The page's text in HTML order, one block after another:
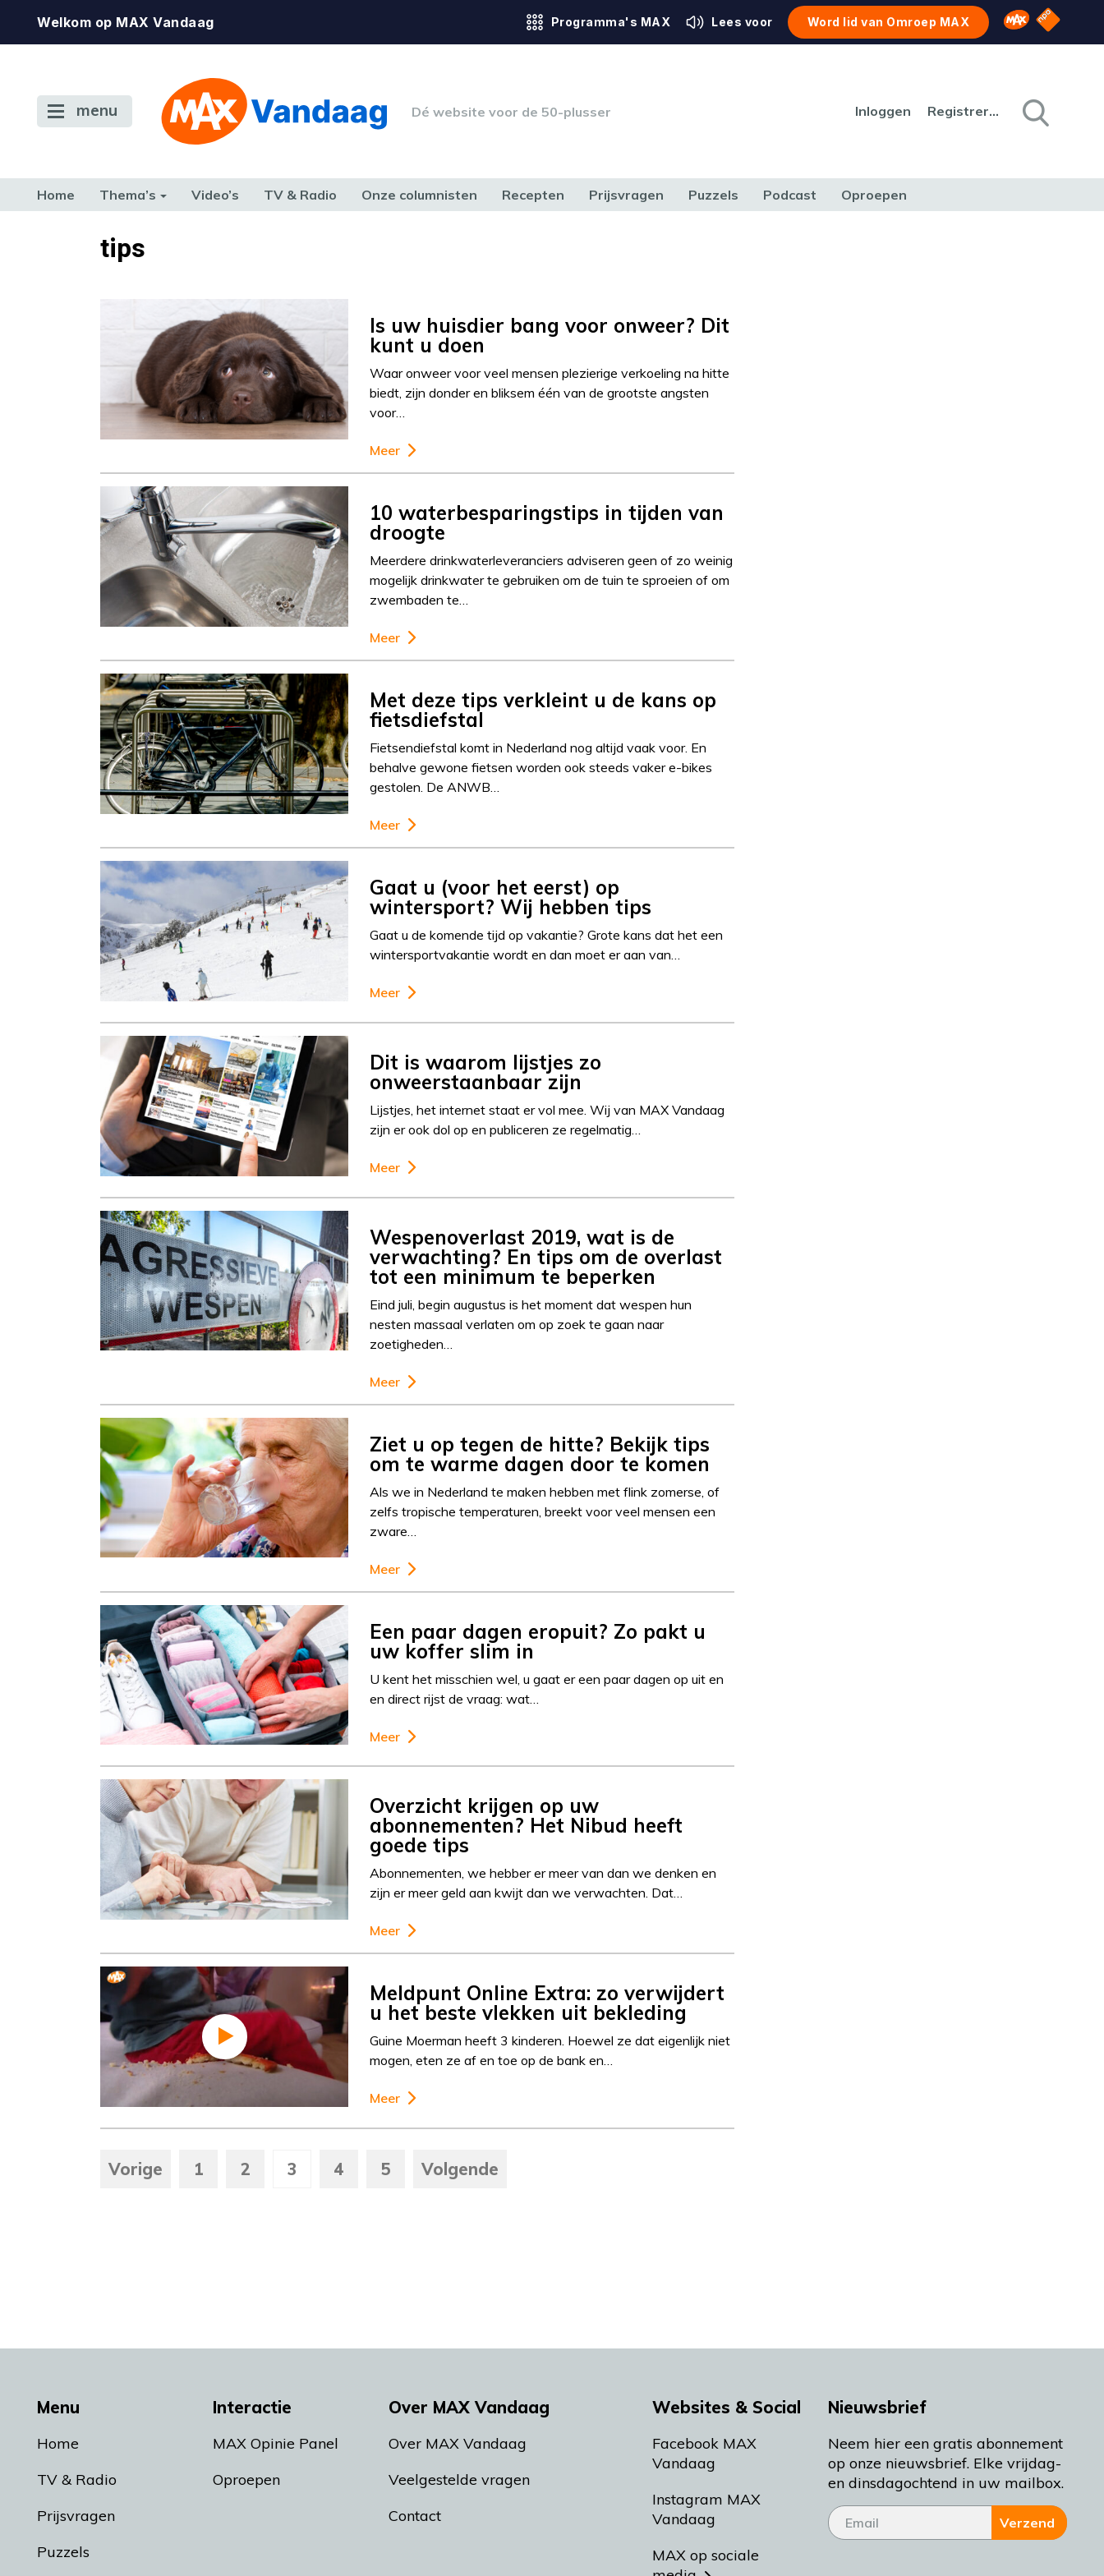
Welkom op MAX Vandaag Programma's MAX Lees voor Word lid van Omroep MAX Omroep MAX
NPO
menu Dé website voor de 50-plusser Inloggen Registreren
Home Thema’s Video’s TV & Radio Onze columnisten Recepten Prijsvragen Puzzels Podcast Oproepen
TERUG NAAR TOEN
tips
Is uw huisdier bang voor onweer? Dit
kunt u doen
Waar onweer voor veel mensen plezierige verkoeling na hitte
biedt, zijn donder en bliksem één van de grootste angsten
voor…
Meer
10 waterbesparingstips in tijden van
droogte
Meerdere drinkwaterleveranciers adviseren geen of zo weinig
mogelijk drinkwater te gebruiken om de tuin te sproeien of om
zwembaden te…
Meer
Met deze tips verkleint u de kans op
fietsdiefstal
Fietsendiefstal komt in Nederland nog altijd vaak voor. En
behalve gewone fietsen worden ook steeds vaker e-bikes
gestolen. De ANWB…
Meer
Gaat u (voor het eerst) op
wintersport? Wij hebben tips
Gaat u de komende tijd op vakantie? Grote kans dat het een
wintersportvakantie wordt en dan moet er aan van…
Meer
Dit is waarom lijstjes zo
onweerstaanbaar zijn
Lijstjes, het internet staat er vol mee. Wij van MAX Vandaag
zijn er ook dol op en publiceren ze regelmatig…
Meer
Wespenoverlast 2019, wat is de
verwachting? En tips om de overlast
tot een minimum te beperken
Eind juli, begin augustus is het moment dat wespen hun
nesten massaal verlaten om op zoek te gaan naar
zoetigheden…
Meer
Ziet u op tegen de hitte? Bekijk tips
om te warme dagen door te komen
Als we in Nederland te maken hebben met flink zomerse, of
zelfs tropische temperaturen, breekt voor veel mensen een
zware…
Meer
Een paar dagen eropuit? Zo pakt u
uw koffer slim in
U kent het misschien wel, u gaat er een paar dagen op uit en
en direct rijst de vraag: wat…
Meer
Overzicht krijgen op uw
abonnementen? Het Nibud heeft
goede tips
Abonnementen, we hebber er meer van dan we denken en
zijn er meer geld aan kwijt dan we verwachten. Dat…
Meer
Meldpunt Online Extra: zo verwijdert
u het beste vlekken uit bekleding
Guine Moerman heeft 3 kinderen. Hoewel ze dat eigenlijk niet
mogen, eten ze af en toe op de bank en…
Meer
Vorige 1 2 3 4 5 Volgende
Menu
Home
TV & Radio
Prijsvragen
Puzzels
Interactie
MAX Opinie Panel
Oproepen
Over MAX Vandaag
Over MAX Vandaag
Veelgestelde vragen
Contact
Websites & Social
Facebook MAX
Vandaag
Instagram MAX
Vandaag
MAX op sociale
Nieuwsbrief
Neem hier een gratis abonnement
op onze nieuwsbrief. Elke vrijdag-
en dinsdagochtend in uw mailbox.
Verzend